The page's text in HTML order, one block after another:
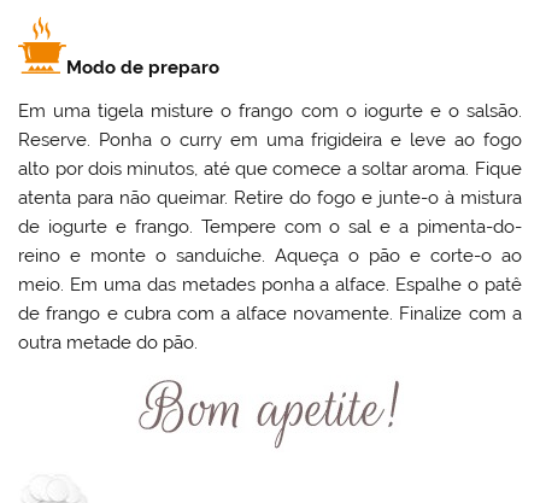
Modo de preparo
Em uma tigela misture o frango com o iogurte e o salsão.
Reserve. Ponha o curry em uma frigideira e leve ao fogo
alto por dois minutos, até que comece a soltar aroma. Fique
atenta para não queimar. Retire do fogo e junte-o à mistura
de iogurte e frango. Tempere com o sal e a pimenta-do-
reino e monte o sanduíche. Aqueça o pão e corte-o ao
meio. Em uma das metades ponha a alface. Espalhe o patê
de frango e cubra com a alface novamente. Finalize com a
outra metade do pão.